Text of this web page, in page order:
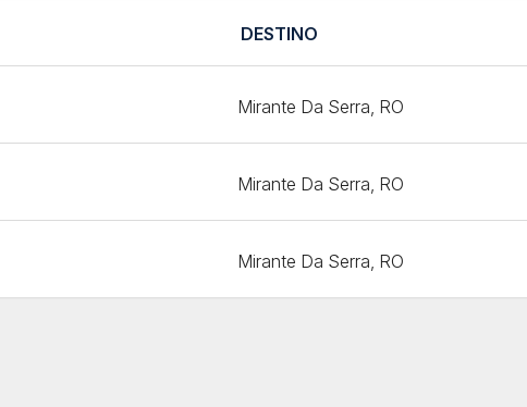
DESTINO
Mirante Da Serra, RO
Mirante Da Serra, RO
Mirante Da Serra, RO